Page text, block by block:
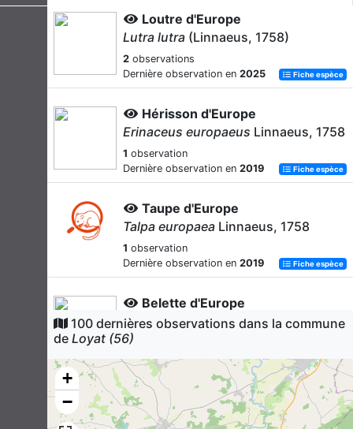
Loutre d'Europe
Lutra lutra (Linnaeus, 1758)
2 observations
Dernière observation en 2025 Fiche espèce
Hérisson d'Europe
Erinaceus europaeus Linnaeus, 1758
1 observation
Dernière observation en 2019 Fiche espèce
Taupe d'Europe
Talpa europaea Linnaeus, 1758
1 observation
Dernière observation en 2019 Fiche espèce
Belette d'Europe
Mustela nivalisLinnaeus, 1766
1observation
Dernière observation en
2019 Fiche espèce
Sanglier
Sus scrofa Linnaeus, 1758
100 dernières observations dans la commune
de Loyat (56)
+
−